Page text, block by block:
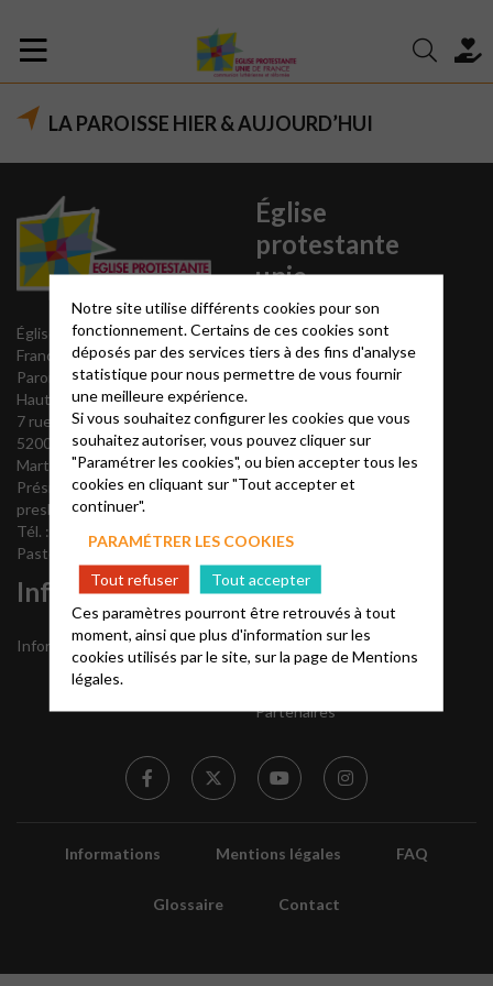
LA PAROISSE HIER & AUJOURD’HUI
Église protestante unie de
France
Paroisse de Chaumont Sud
Haute-Marne
7 rue du Temple
52000 Chaumont
Martine Sengel
Présidente du Conseil
presbytéral
Tél. : 06 73 71 49 65
Pasteur : poste vacant
Église
protestante
unie
Organisation
Histoire
Convictions
la paroisse
Informations
Informations locales
Liens utiles
Notes bibliques et
prédications
Partenaires
Informations Mentions légales FAQ
Glossaire Contact
Notre site utilise différents cookies pour son
fonctionnement. Certains de ces cookies sont
déposés par des services tiers à des fins d'analyse
statistique pour nous permettre de vous fournir
une meilleure expérience.
Si vous souhaitez configurer les cookies que vous
souhaitez autoriser, vous pouvez cliquer sur
"Paramétrer les cookies", ou bien accepter tous les
cookies en cliquant sur "Tout accepter et
continuer".
PARAMÉTRER LES COOKIES
Tout refuser
Tout accepter
Ces paramètres pourront être retrouvés à tout
moment, ainsi que plus d'information sur les
cookies utilisés par le site, sur la page deMentions
légales.